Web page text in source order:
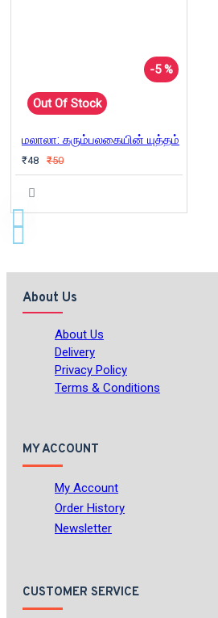
-5 %
Out Of Stock
மலாலா: கரும்பலகையின் யுத்தம்
₹48 ₹50
About Us
About Us
Delivery
Privacy Policy
Terms & Conditions
MY ACCOUNT
My Account
Order History
Newsletter
CUSTOMER SERVICE